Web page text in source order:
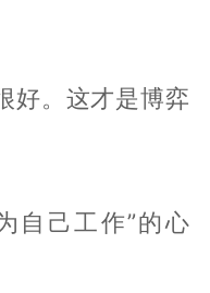
好。这才是博弈
自己工作”的心